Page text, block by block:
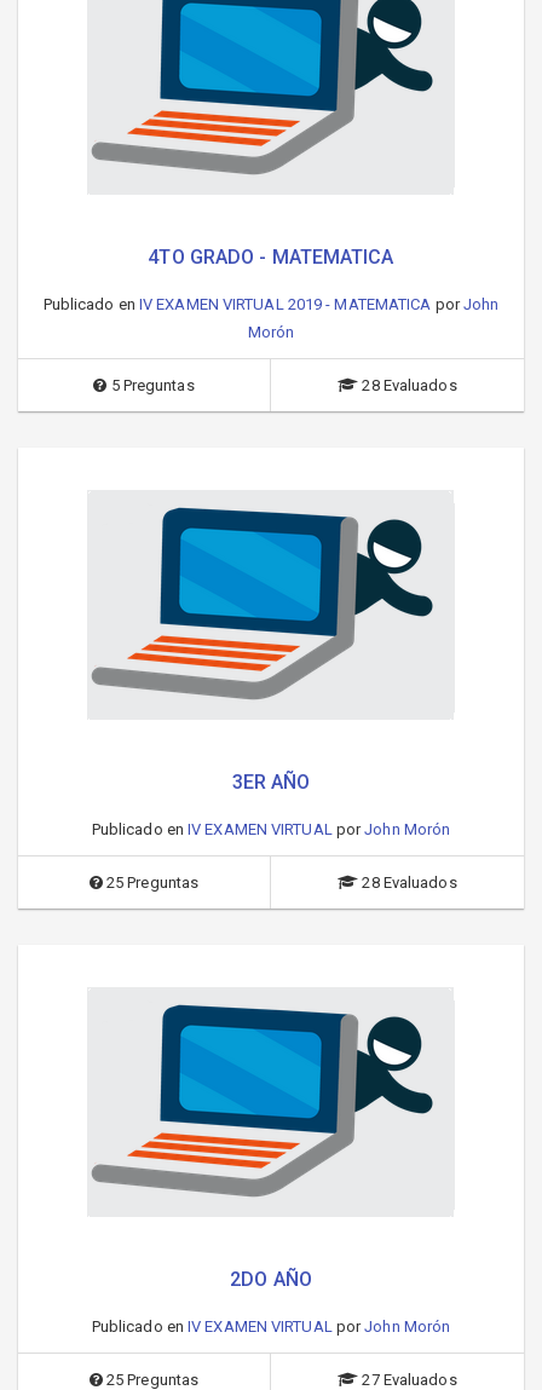
4TO GRADO - MATEMATICA
Publicado en IV EXAMEN VIRTUAL 2019 - MATEMATICA porJohn
Morón
5 Preguntas 28 Evaluados
3ER AÑO
Publicado enIV EXAMEN VIRTUAL porJohn Morón
25 Preguntas 28 Evaluados
2DO AÑO
Publicado enIV EXAMEN VIRTUAL porJohn Morón
25 Preguntas 27 Evaluados